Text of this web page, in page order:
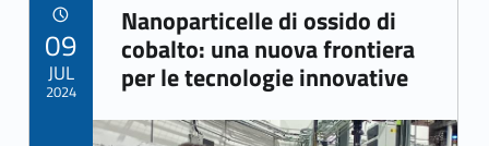
Link identifier archive #link-archive-56119
Nanoparticelle di ossido di
cobalto: una nuova frontiera
per le tecnologie innovative
Link identifier archive #link-archive-thumb-soap-70193
09
JUL
2024